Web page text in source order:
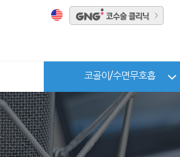
코골이/수면무호흡